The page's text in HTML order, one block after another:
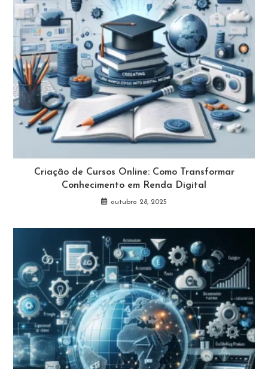
Criação de Cursos Online: Como Transformar
Conhecimento em Renda Digital
outubro 28, 2025